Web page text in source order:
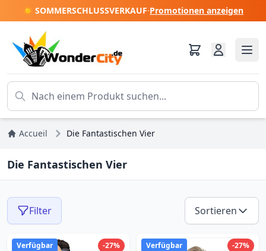
☀️ SOMMERSCHLUSSVERKAUF·Promotionen anzeigen
Accueil Die Fantastischen Vier
Die Fantastischen Vier
Filter Sortieren
-27%
Verfügbar -27%
Verfügbar